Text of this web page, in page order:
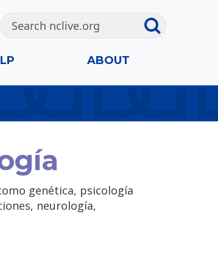
ABOUT
genética, psicología
neurología,